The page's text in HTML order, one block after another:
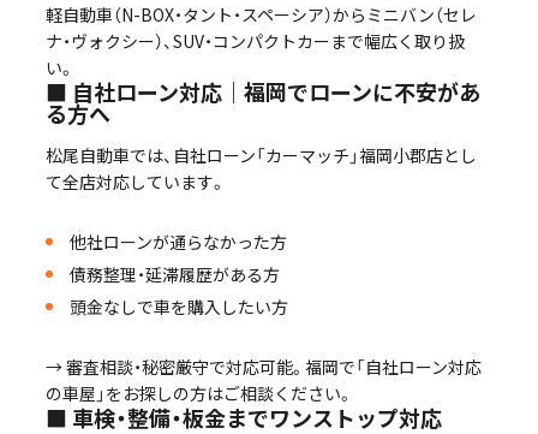
軽自動車（N-BOX・タント・スペーシア）からミニバン（セレ
ナ・ヴォクシー）、SUV・コンパクトカーまで幅広く取り扱
い。
■ 自社ローン対応｜福岡でローンに不安があ
る方へ
松尾自動車では、自社ローン「カーマッチ」福岡小郡店とし
て全店対応しています。
他社ローンが通らなかった方
債務整理・延滞履歴がある方
頭金なしで車を購入したい方
→ 審査相談・秘密厳守で対応可能。福岡で「自社ローン対応
の車屋」をお探しの方はご相談ください。
■ 車検・整備・板金までワンストップ対応